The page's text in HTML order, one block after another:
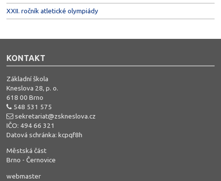
XXII. ročník atletické olympiády
KONTAKT
Základní škola
Kneslova 28, p. o.
618 00 Brno
548 531 575
sekretariat@zskneslova.cz
IČO: 494 66 321
Datová schránka: kcpqf8h
Městská část
Brno - Černovice
webmaster